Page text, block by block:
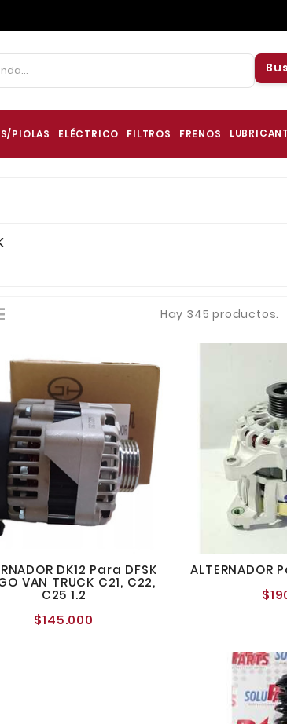
PIOLAS ELÉCTRICO FILTROS FRENOS
Hay 345 productos.
DK12 Para DFSK
VAN TRUCK C21, C22,
C25 1.2
$145.000
ALTERNADOR